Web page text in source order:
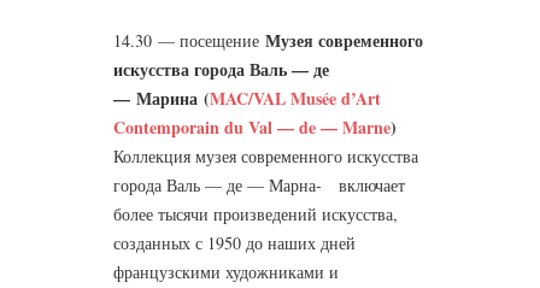
14.30 — посещение Музея современного
искусства города Валь — де
— Марина (MAC/VAL Musée d’Art
Contemporain du Val — de — Marne)
Коллекция музея современного искусства
города Валь — де — Марна- включает
более тысячи произведений искусства,
созданных с 1950 до наших дней
французскими художниками и